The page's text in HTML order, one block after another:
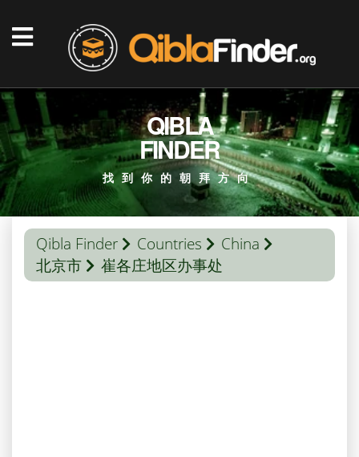
QIBLA
FINDER
找到你的朝拜方向
Qibla Finder Countries
China
北京市
崔各庄地区办事处